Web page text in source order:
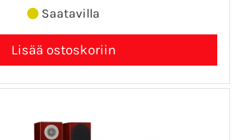
Saatavilla